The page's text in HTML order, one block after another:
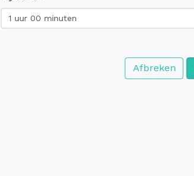
1 uur 00 minuten
Afbreken